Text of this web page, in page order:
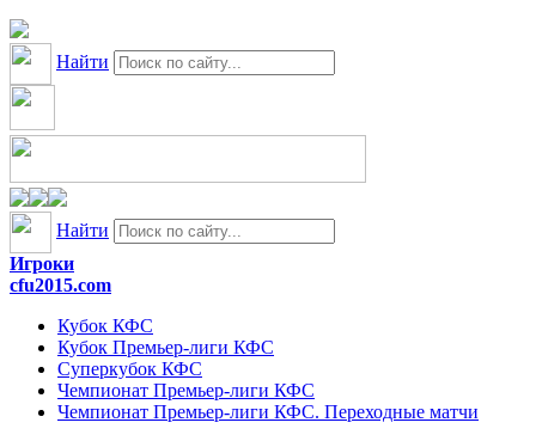
Найти
Найти
Игроки
cfu2015.com
Кубок КФС
Кубок Премьер-лиги КФС
Суперкубок КФС
Чемпионат Премьер-лиги КФС
Чемпионат Премьер-лиги КФС. Переходные матчи